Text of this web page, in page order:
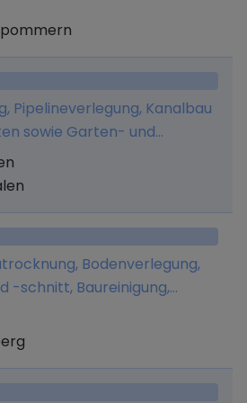
Pipelineverlegung, Kanalbau
sowie Garten- und
Bodenverlegung,
-schnitt, Baureinigung,
und